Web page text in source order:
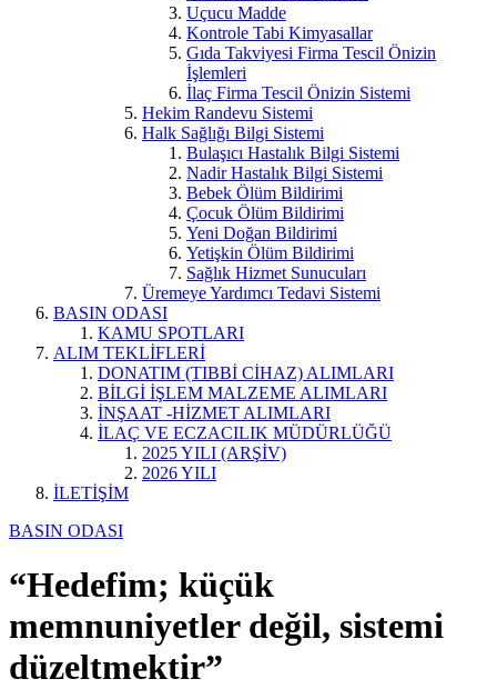
Uçucu Madde
Kontrole Tabi Kimyasallar
Gıda Takviyesi Firma Tescil Önizin
İşlemleri
İlaç Firma Tescil Önizin Sistemi
Hekim Randevu Sistemi
Halk Sağlığı Bilgi Sistemi
Bulaşıcı Hastalık Bilgi Sistemi
Nadir Hastalık Bilgi Sistemi
Bebek Ölüm Bildirimi
Çocuk Ölüm Bildirimi
Yeni Doğan Bildirimi
Yetişkin Ölüm Bildirimi
Sağlık Hizmet Sunucuları
Üremeye Yardımcı Tedavi Sistemi
BASIN ODASI
KAMU SPOTLARI
ALIM TEKLİFLERİ
DONATIM (TIBBİ CİHAZ) ALIMLARI
BİLGİ İŞLEM MALZEME ALIMLARI
İNŞAAT -HİZMET ALIMLARI
İLAÇ VE ECZACILIK MÜDÜRLÜĞÜ
2025 YILI (ARŞİV)
2026 YILI
İLETİŞİM
BASIN ODASI
“Hedefim; küçük
memnuniyetler değil, sistemi
düzeltmektir”